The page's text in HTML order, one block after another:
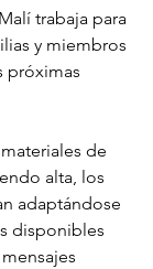
trabaja para
y miembros
próximas
de
alta, los
adaptándose
disponibles